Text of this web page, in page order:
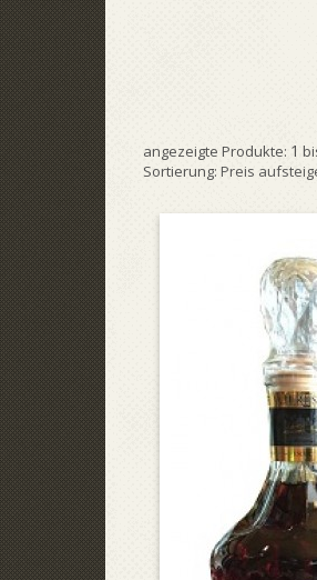
angezeigte Produkte: 1
Sortierung: Preis